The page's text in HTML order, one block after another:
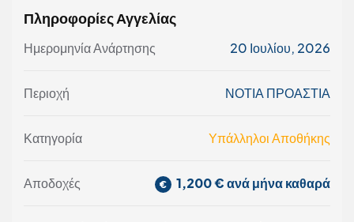
Πληροφορίες Αγγελίας
Ημερομηνία Ανάρτησης 20 Ιουλίου, 2026
Περιοχή ΝΟΤΙΑ ΠΡΟΑΣΤΙΑ
Κατηγορία Υπάλληλοι Αποθήκης
Αποδοχές 1,200 € ανά μήνα καθαρά